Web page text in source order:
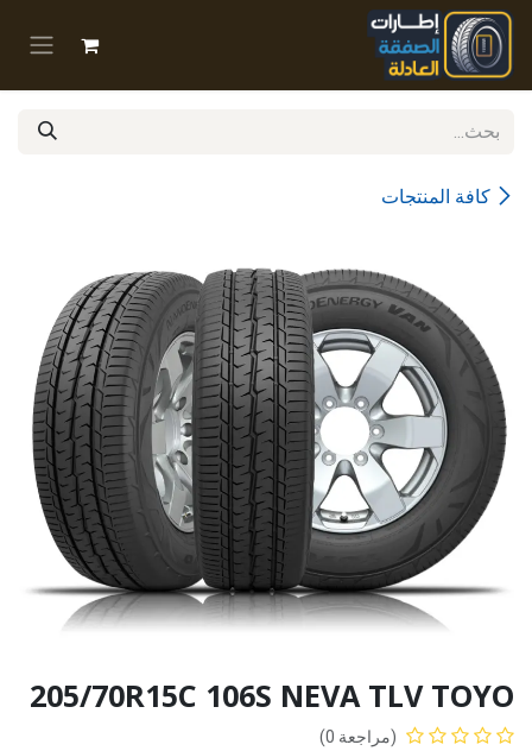
تخطي للذهاب إلى المحتوى
كافة المنتجات
205/70R15C 106S NEVA TLV TOYO
(مراجعة 0)